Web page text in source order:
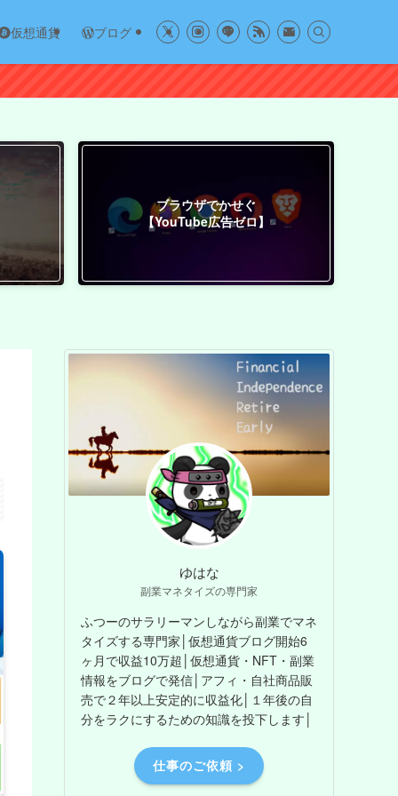
仮想通貨 ブログ
ブラウザでかせぐ
【YouTube広告ゼロ】
ゆはな
副業マネタイズの専門家
ふつーのサラリーマンしながら副業でマネ
タイズする専門家│仮想通貨ブログ開始6
ヶ月で収益10万超│仮想通貨・NFT・副業
情報をブログで発信│アフィ・自社商品販
売で２年以上安定的に収益化│１年後の自
分をラクにするための知識を投下します│
仕事のご依頼 >